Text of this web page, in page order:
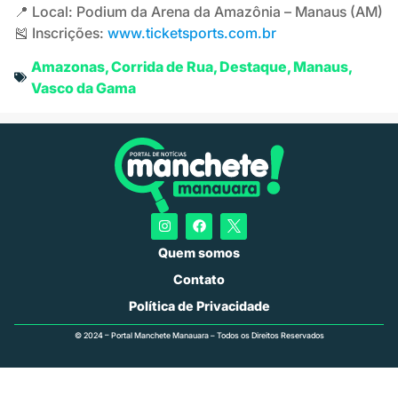
📍 Local: Podium da Arena da Amazônia – Manaus (AM)
🎽 Inscrições: www.ticketsports.com.br
Amazonas,Corrida de Rua,Destaque,Manaus,
Vasco da Gama
Quem somos
Contato
Política de Privacidade
© 2024 – Portal Manchete Manauara – Todos os Direitos Reservados